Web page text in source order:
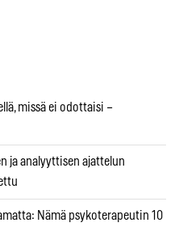
missä ei odottaisi –
ja analyyttisen ajattelun
Nämä psykoterapeutin 10